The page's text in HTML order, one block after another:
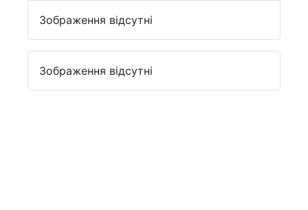
Зображення відсутні
Зображення відсутні